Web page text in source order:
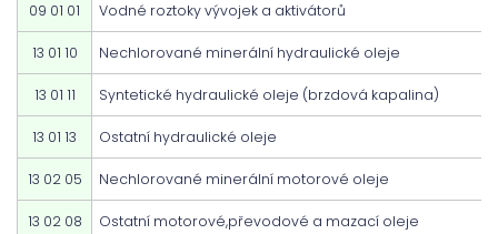
09 01 01 Vodné roztoky vývojek a aktivátorů
13 01 10 Nechlorované minerální hydraulické oleje
13 01 11 Syntetické hydraulické oleje (brzdová kapalina)
13 01 13 Ostatní hydraulické oleje
13 02 05 Nechlorované minerální motorové oleje
13 02 08 Ostatní motorové,převodové a mazací oleje